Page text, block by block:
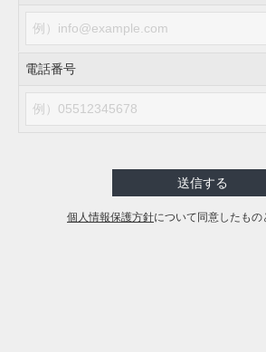
電話番号
送信する
個人情報保護方針について同意したも